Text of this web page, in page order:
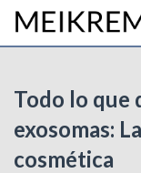
Skip
Todo lo que
exosomas:
cosmética